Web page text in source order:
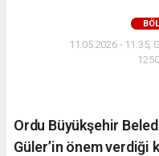
11.05.2026 - 11:35,
Ordu Büyükşehir
Güler’in önem verdiği